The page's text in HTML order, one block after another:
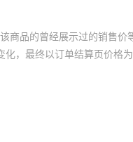
品的曾经展示过的销售价
，最终以订单结算页价格为